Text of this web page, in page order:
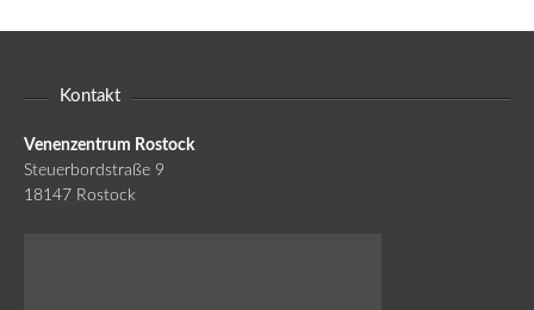
Kontakt
Venenzentrum Rostock
Steuerbordstraße 9
18147 Rostock